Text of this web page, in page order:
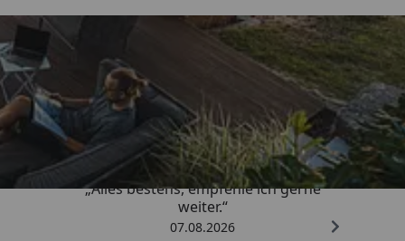
Trusted Shops
4,81/ 5
„Alles bestens, empfehle ich gerne
weiter.“
07.08.2026